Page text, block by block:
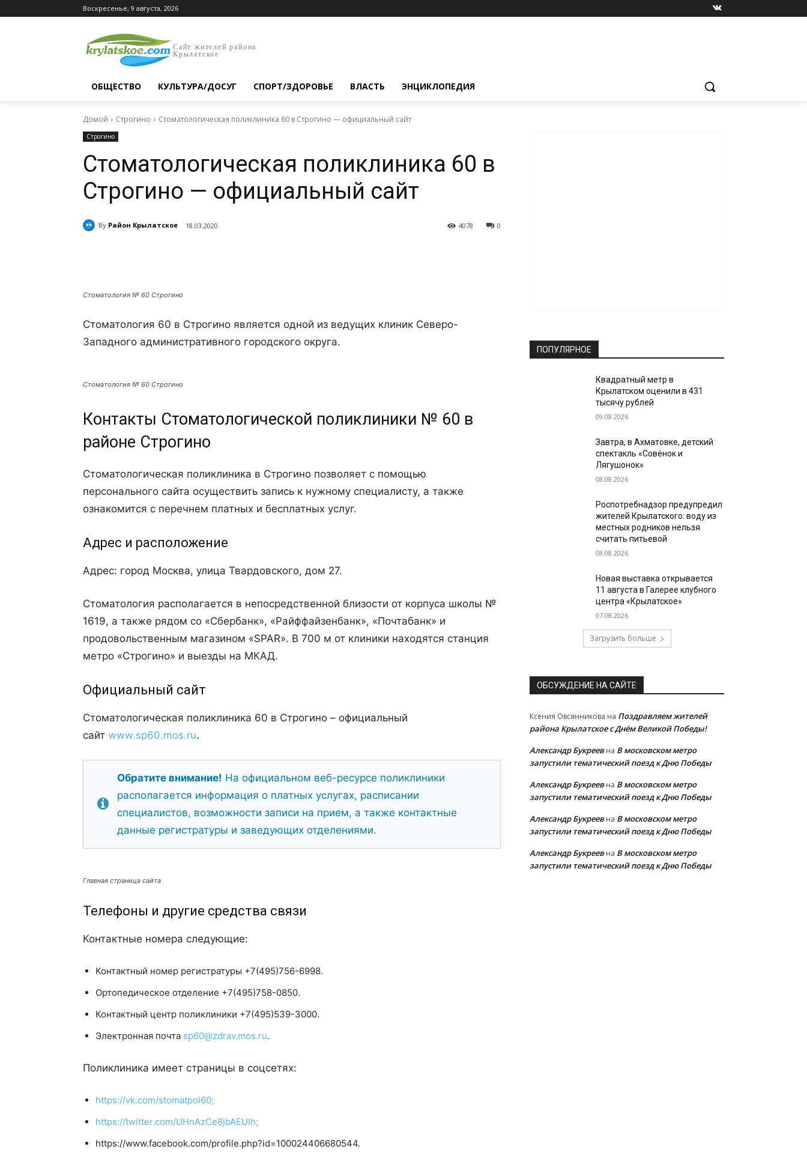
Воскресенье, 9 августа, 2026
Сайт жителей района
Крылатское
ОБЩЕСТВО КУЛЬТУРА/ДОСУГ СПОРТ/ЗДОРОВЬЕ ВЛАСТЬ ЭНЦИКЛОПЕДИЯ
Домой Строгино Стоматологическая поликлиника 60 в Строгино — официальный сайт
Строгино
Стоматологическая поликлиника 60 в
Строгино — официальный сайт
By Район Крылатское 18.03.2020 0
4078
Стоматология № 60 Строгино
Стоматология 60 в Строгино является одной из ведущих клиник Северо-
Западного административного городского округа.
Стоматология № 60 Строгино
Контакты Стоматологической поликлиники № 60 в
районе Строгино
Стоматологическая поликлиника в Строгино позволяет с помощью
персонального сайта осуществить запись к нужному специалисту, а также
ознакомится с перечнем платных и бесплатных услуг.
Адрес и расположение
Адрес: город Москва, улица Твардовского, дом 27.
Стоматология располагается в непосредственной близости от корпуса школы №
1619, а также рядом со «Сбербанк», «Райффайзенбанк», «Почтабанк» и
продовольственным магазином «SPAR». В 700 м от клиники находятся станция
метро «Строгино» и выезды на МКАД.
Официальный сайт
Стоматологическая поликлиника 60 в Строгино – официальный
сайт www.sp60.mos.ru.
Обратите внимание! На официальном веб-ресурсе поликлиники
располагается информация о платных услугах, расписании
специалистов, возможности записи на прием, а также контактные
данные регистратуры и заведующих отделениями.
Главная страница сайта
Телефоны и другие средства связи
Контактные номера следующие:
Контактный номер регистратуры +7(495)756-6998.
Ортопедическое отделение +7(495)758-0850.
Контактный центр поликлиники +7(495)539-3000.
Электронная почта sp60@zdrav.mos.ru.
Поликлиника имеет страницы в соцсетях:
https://vk.com/stomatpol60;
https://twitter.com/UHnAzCe8jbAEUlh;
https://www.facebook.com/profile.php?id=100024406680544.
ПОПУЛЯРНОЕ
Квадратный метр в
Крылатском оценили в 431
тысячу рублей
09.08.2026
Завтра, в Ахматовке, детский
спектакль «Совёнок и
Лягушонок»
08.08.2026
Роспотребнадзор предупредил
жителей Крылатского: воду из
местных родников нельзя
считать питьевой
08.08.2026
Новая выставка открывается
11 августа в Галерее клубного
центра «Крылатское»
07.08.2026
Загрузить больше
ОБСУЖДЕНИЕ НА САЙТЕ
Ксения Овсянникова на Поздравляем жителей
района Крылатское с Днём Великой Победы!
Александр Букреевна В московском метро
запустили тематический поезд к Дню Победы
Александр Букреевна В московском метро
запустили тематический поезд к Дню Победы
Александр Букреевна В московском метро
запустили тематический поезд к Дню Победы
Александр Букреевна В московском метро
запустили тематический поезд к Дню Победы